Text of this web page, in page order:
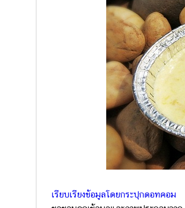
เรียบเรียงข้อมูลโดยกระปุกดอทคอม